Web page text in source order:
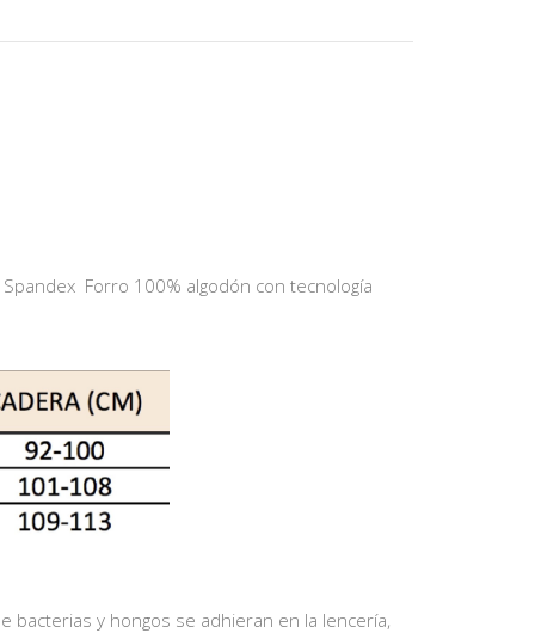
Forro 100% algodón con tecnología
bacterias y hongos se adhieran en la lencería,